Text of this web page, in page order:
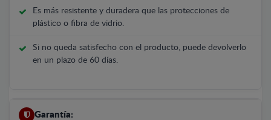
Es más resistente y duradera que las protecciones de
plástico o fibra de vidrio.
Si no queda satisfecho con el producto, puede devolverlo
en un plazo de 60 días.
Garantía: